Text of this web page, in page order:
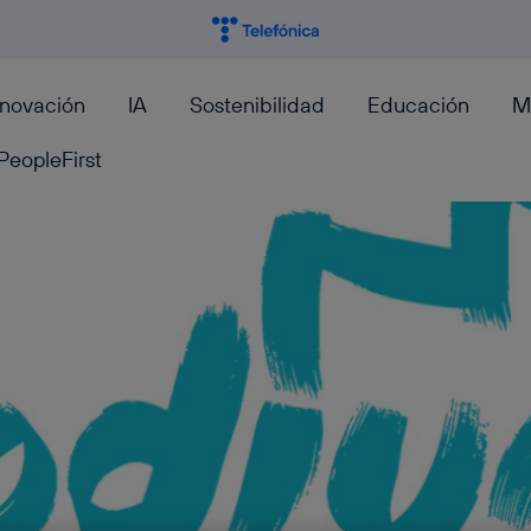
IA Sostenibilidad Educación